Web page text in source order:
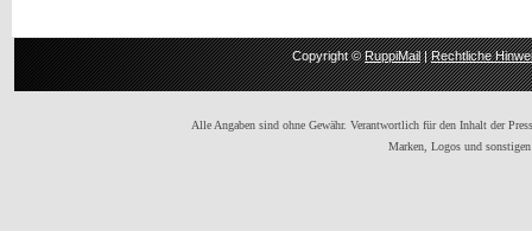
Copyright ©RuppiMail|Rechtliche
Alle Angaben sind ohne Gewähr. Verantwortlich für den Inhalt der
Marken, Logos und